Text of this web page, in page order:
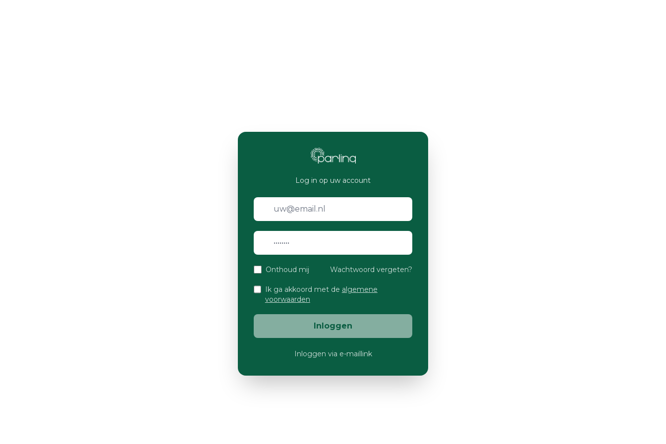
Log in op uw account
Onthoud mij Wachtwoord vergeten?
Ik ga akkoord met de algemene
voorwaarden
Inloggen
Inloggen via e-maillink